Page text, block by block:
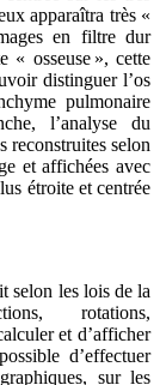
apparaîtra très «
en filtre dur
« osseuse », cette
distinguer l’os
pulmonaire
l’analyse du
reconstruites selon
et affichées avec
étroite et centrée
selon les lois de la
rotations,
et d’afficher
d’effectuer
sur les